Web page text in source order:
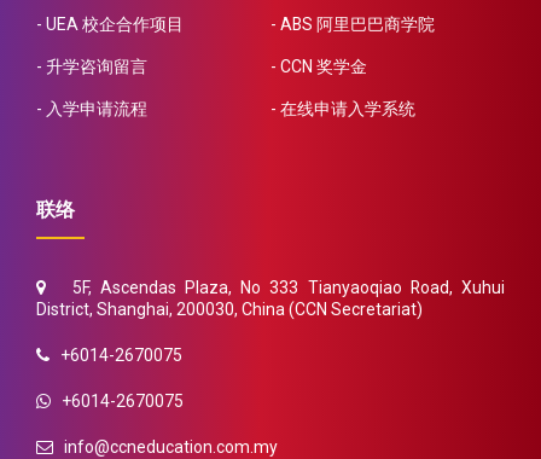
UEA 校企合作项目 ABS 阿里巴巴商学院
升学咨询留言 CCN 奖学金
入学申请流程 在线申请入学系统
联络
5F, Ascendas Plaza, No 333 Tianyaoqiao Road, Xuhui
District, Shanghai, 200030, China (CCN Secretariat)
+6014-2670075
+6014-2670075
info@ccneducation.com.my